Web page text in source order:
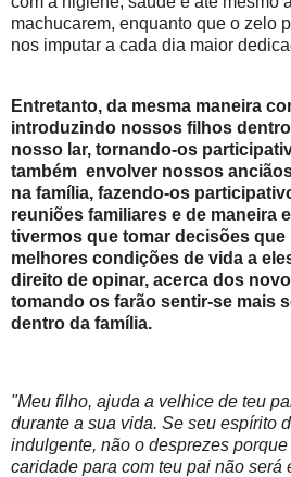
machucarem, enquanto que o zelo
nos imputar a cada dia maior
Entretanto, da mesma maneira
introduzindo nossos filhos
nosso lar, tornando-os
também envolver nossos
na família, fazendo-os
reuniões familiares e de maneira
tivermos que tomar decisões
melhores condições de vida a
direito de opinar, acerca dos
tomando os farão sentir-se mais
dentro da família.
"Meu filho, ajuda a velhice de teu
durante a sua vida. Se seu espírito
indulgente, não o desprezes
caridade para com teu pai não será